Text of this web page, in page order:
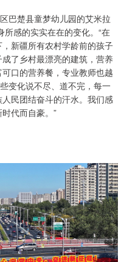
巴楚县童梦幼儿园的艾米拉
所感的实实在在的变化。“在
新疆所有农村学龄前的孩子
了乡村最漂亮的建筑，营养
口的营养餐，专业教师也越
变化说不尽、道不完，每一
民团结奋斗的汗水。我们感
代而自豪。”